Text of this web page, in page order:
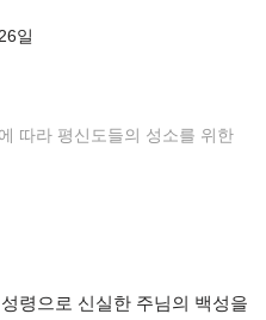
일
따라 평신도들의 성소를 위한
령으로 신실한 주님의 백성을